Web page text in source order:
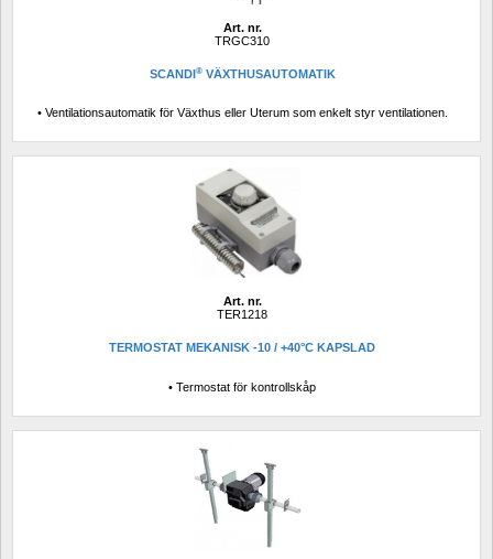
Art. nr.
TRGC310
SCANDI®VÄXTHUSAUTOMATIK
• Ventilationsautomatik för Växthus eller Uterum som enkelt styr ventilationen.
Art. nr.
TER1218
TERMOSTAT MEKANISK -10 / +40°C KAPSLAD
• Termostat för kontrollskåp